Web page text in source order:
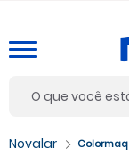
Colormaq